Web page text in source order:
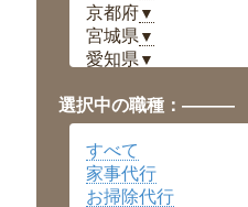
京都府▼
宮城県 ▼
愛知県 ▼
岡山県▼
広島県▼
沖縄県
選択中の職種：———
すべて
家事代行
お掃除代行